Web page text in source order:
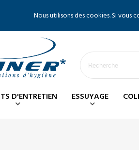
Nous utilisons des cookies. Si vous
D'ENTRETIEN ESSUYAGE